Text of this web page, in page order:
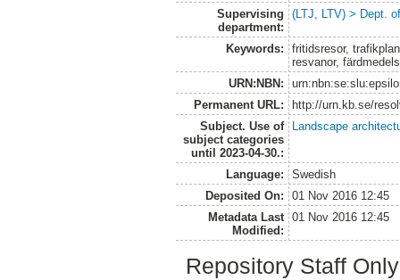
Supervising
department:
(LTJ, LTV) > Dept.
Keywords:
fritidsresor,
resvanor,
URN:NBN:
Permanent URL:
http://urn.kb.se/
Subject. Use of
subject categories
until 2023-04-30.:
Landscape
Language:
Swedish
Deposited On:
01 Nov 2016 12:45
Metadata Last
Modified:
01 Nov 2016 12:45
Repository Staff